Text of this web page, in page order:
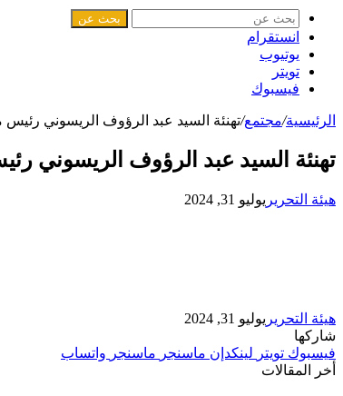
بحث عن
انستقرام
يوتيوب
تويتر
فيسبوك
الرئيسية/مجتمع/تهنئة السيد عبد الرؤوف الريسوني
تهنئة السيد عبد الرؤوف الريسوني
هيئة التحرير يوليو 31, 2024
هيئة التحرير يوليو 31, 2024
شاركها
فيسبوك تويتر لينكدإن ماسنجر ماسنجر واتساب
أخر المقالات